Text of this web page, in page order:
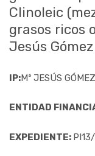
Clinoleic
grasos ricos
Jesús
IP:Mª JESÚS
ENTIDAD
EXPEDIENTE: